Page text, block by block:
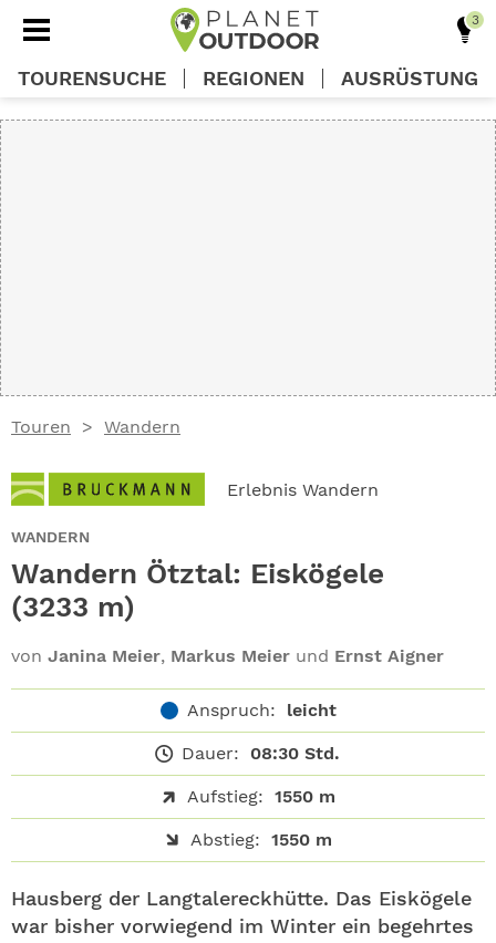
Touren Wandern
Erlebnis Wandern
WANDERN
Wandern Ötztal: Eiskögele
(3233 m)
von Janina Meier, Markus Meier und Ernst Aigner
Anspruch: leicht
Dauer: 08:30 Std.
Aufstieg: 1550 m
Abstieg: 1550 m
Hausberg der Langtalereckhütte. Das Eiskögele
war bisher vorwiegend im Winter ein begehrtes
TOURENSUCHE REGIONEN AUSRÜSTUNG
ABO
GEWINNEN
NEWSLETTER
SHOP